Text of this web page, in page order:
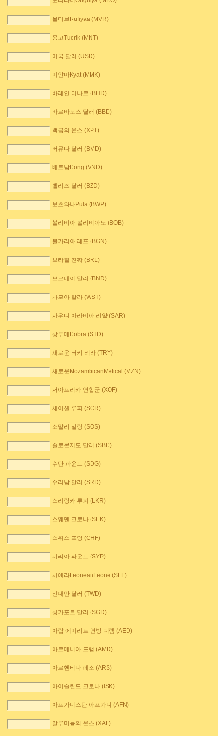
몰디브Rufiyaa (MVR)
몽고Tugrik (MNT)
미국 달러 (USD)
미얀마Kyat (MMK)
바레인 디나르 (BHD)
바르바도스 달러 (BBD)
백금의 온스 (XPT)
버뮤다 달러 (BMD)
베트남Dong (VND)
벨리즈 달러 (BZD)
보츠와나Pula (BWP)
볼리비아 볼리비아노 (BOB)
불가리아 레프 (BGN)
브라질 진짜 (BRL)
브르네이 달러 (BND)
사모아 탈라 (WST)
사우디 아라비아 리얄 (SAR)
상투메Dobra (STD)
새로운 터키 리라 (TRY)
새로운MozambicanMetical (MZN)
서아프리카 연합군 (XOF)
세이셸 루피 (SCR)
소말리 실링 (SOS)
솔로몬제도 달러 (SBD)
수단 파운드 (SDG)
수리남 달러 (SRD)
스리랑카 루피 (LKR)
스웨덴 크로나 (SEK)
스위스 프랑 (CHF)
시리아 파운드 (SYP)
시에라LeoneanLeone (SLL)
신대만 달러 (TWD)
싱가포르 달러 (SGD)
아랍 에미리트 연방 디램 (AED)
아르메니아 드램 (AMD)
아르헨티나 페소 (ARS)
아이슬란드 크로나 (ISK)
아프가니스탄 아프가니 (AFN)
알루미늄의 온스 (XAL)